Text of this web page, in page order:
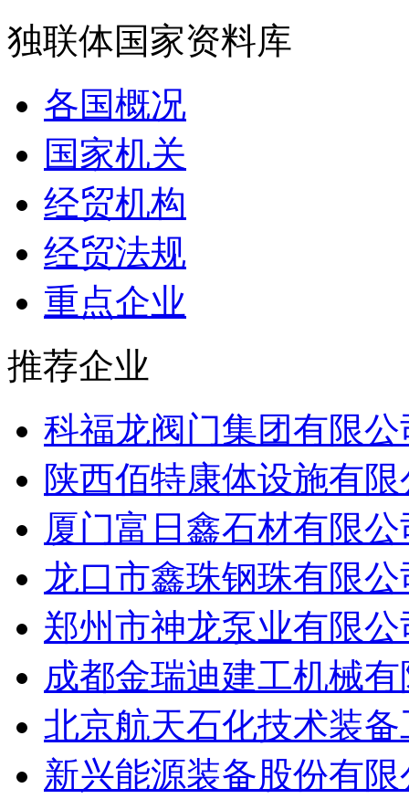
独联体国家资料库
各国概况
国家机关
经贸机构
经贸法规
重点企业
推荐企业
科福龙阀门集团有限公
陕西佰特康体设施有
厦门富日鑫石材有限公
龙口市鑫珠钢珠有限公
郑州市神龙泵业有限公
成都金瑞迪建工机械
北京航天石化技术装
新兴能源装备股份有限